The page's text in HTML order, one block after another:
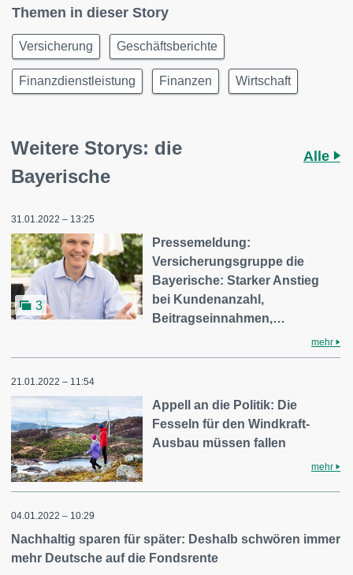
Themen in dieser Story
Versicherung Geschäftsberichte
Finanzdienstleistung Finanzen Wirtschaft
Weitere Storys: die
Bayerische
Alle
31.01.2022 – 13:25
3
Pressemeldung:
Versicherungsgruppe die
Bayerische: Starker Anstieg
bei Kundenanzahl,
Beitragseinnahmen,…
mehr
21.01.2022 – 11:54
Appell an die Politik: Die
Fesseln für den Windkraft-
Ausbau müssen fallen
mehr
04.01.2022 – 10:29
Nachhaltig sparen für später: Deshalb schwören immer
mehr Deutsche auf die Fondsrente